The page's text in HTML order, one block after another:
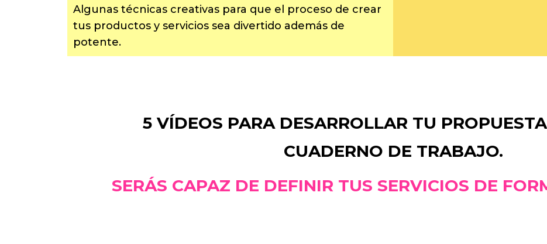
Algunas técnicas creativas para que el proceso de crear
tus productos y servicios sea divertido además de
potente.
5 VÍDEOS PARA DESARROLLAR TU
CUADERNO DE TRABAJO.
SERÁS CAPAZ DE DEFINIR TUS SERVICIOS DE